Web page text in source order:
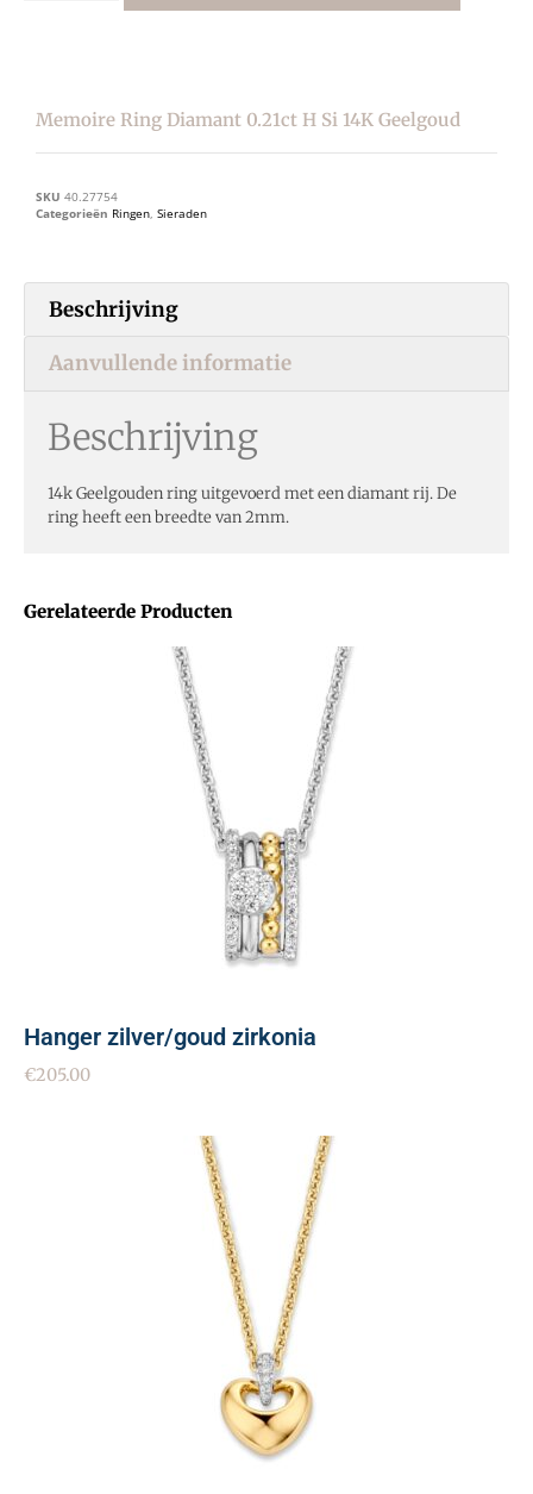
Gerelateerde Producten
Hanger zilver/goud zirkonia
€205.00
Memoire Ring Diamant 0.21ct H Si 14K Geelgoud
SKU 40.27754
Categorieën Ringen, Sieraden
Beschrijving
Aanvullende informatie
Beschrijving
14k Geelgouden ring uitgevoerd met een diamant rij. De
ring heeft een breedte van 2mm.